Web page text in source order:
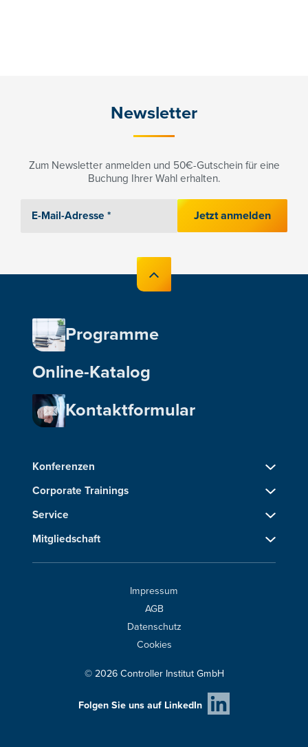
Newsletter
Zum Newsletter anmelden und 50€-Gutschein für eine
Buchung Ihrer Wahl erhalten.
Jetzt anmelden
Programme
Online-Katalog
Kontaktformular
Konferenzen
Corporate Trainings
Service
Mitgliedschaft
Impressum
AGB
Datenschutz
Cookies
© 2026 Controller Institut GmbH
Folgen Sie uns auf LinkedIn